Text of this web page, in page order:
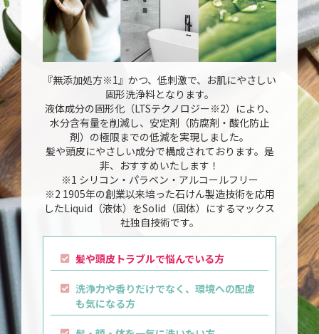
『無添加処方※1』かつ、低刺激で、お肌にやさしい
固形洗浄料となります。
液体成分の固形化（LTSテクノロジー※2）により、
水分含有量を削減し、安定剤（防腐剤・酸化防止
剤）の極限までの低減を実現しました。
髪や頭皮にやさしい成分で構成されております。是
非、おすすめいたします！
※1 シリコン・パラベン・アルコールフリー
※2 1905年の創業以来培った石けん製造技術を応用
したLiquid（液体）をSolid（固体）にするマックス
社独自技術です。
髪や頭皮トラブルで悩んでいる方
洗浄力や香りだけでなく、環境への配慮
も気になる方